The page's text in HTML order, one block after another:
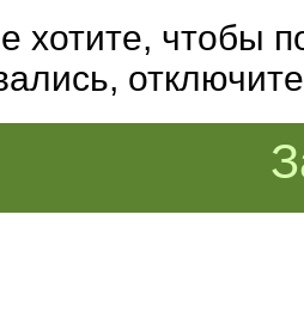
хотите, чтобы